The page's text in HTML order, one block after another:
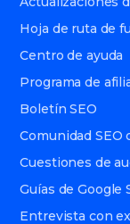
Hoja de ruta de
Centro de ayuda
Programa de
Boletín SEO
Comunidad SEO
Cuestiones de
Guías de Google
Entrevista con